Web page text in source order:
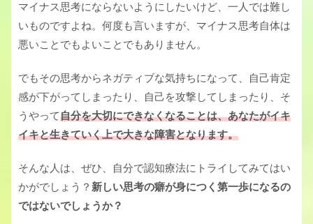
マイナス思考にならないようにしたいけど、一人では難し
いものですよね。何度も言いますが、マイナス思考自体は
悪いことでもよいことでもありません。
でもその思考からネガティブな気持ちになって、自己肯定
感が下がってしまったり、自己を攻撃してしまったり、そ
うやって自分を大切にできなくなることは、あなたがイキ
イキと生きていく上で大きな障害となります。
そんな人は、ぜひ、自分で認知療法にトライしてみてはい
かがでしょう？ 新しい思考の癖が身につく 第一歩になるの
ではないでしょうか？